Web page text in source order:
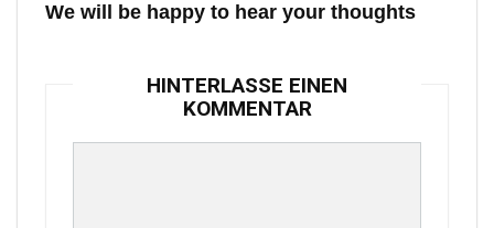
We will be happy to hear your thoughts
HINTERLASSE EINEN
KOMMENTAR